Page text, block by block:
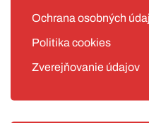
Ochrana osobných
Politika cookies
Zverejňovanie údajov